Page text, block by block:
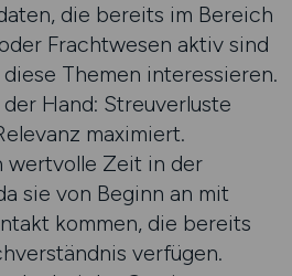
die bereits im Bereich
Frachtwesen aktiv sind
Themen interessieren.
Hand: Streuverluste
maximiert.
wertvolle Zeit in der
sie von Beginn an mit
kommen, die bereits
verfügen.